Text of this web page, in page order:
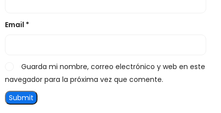
Email *
Guarda mi nombre, correo electrónico y web en este
navegador para la próxima vez que comente.